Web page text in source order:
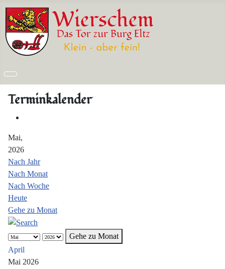
Terminkalender
Mai,
2026
Nach Jahr
Nach Monat
Nach Woche
Heute
Gehe zu Monat
Gehe zu Monat
April
Mai 2026